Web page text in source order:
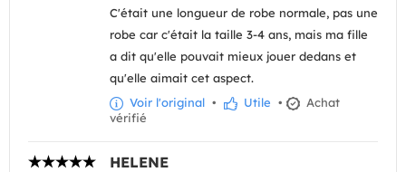
C'était une longueur de robe normale, pas une
robe car c'était la taille 3-4 ans, mais ma fille
a dit qu'elle pouvait mieux jouer dedans et
qu'elle aimait cet aspect.
Voir l'original • Utile •
Achat
vérifié
HELENE